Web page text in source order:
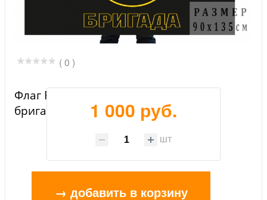
( 0 )
Флаг РВиА «288-я артиллерийская
бригада»
1 000 руб.
шт
→ добавить в корзину